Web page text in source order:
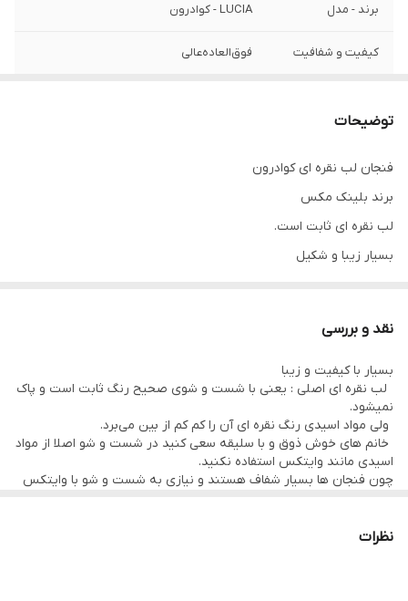
برند - مدل LUCIA - کوادرون
کیفیت و شفافیت فوق‌العاده‌عالی
توضیحات
فنجان لب نقره ای کوادرون
برند بلینک مکس
لب نقره ای ثابت است.
بسیار زیبا و شکیل
پرطرفدار است.
نقد و بررسی
بسیار با کیفیت و زیبا
لب نقره ای اصلی : یعنی با شست و شوی صحیح رنگ ثابت است و پاک
نمیشود.
ولی مواد اسیدی رنگ نقره ای آن را کم کم از بین می‌برد.
خانم های خوش ذوق و با سليقه سعی کنید در شست و شو اصلا از مواد
اسیدی مانند وایتکس استفاده نکنید.
چون فنجان ها بسیار شفاف هستند و نیازی به شست و شو با وایتکس
و جذابیت و زیبایی آن را از بین می‌برد.
نظرات